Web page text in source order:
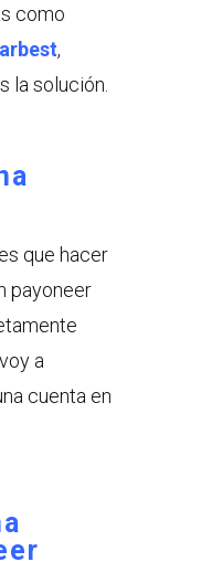
como
,
la solución.
que hacer
payoneer
a
cuenta en